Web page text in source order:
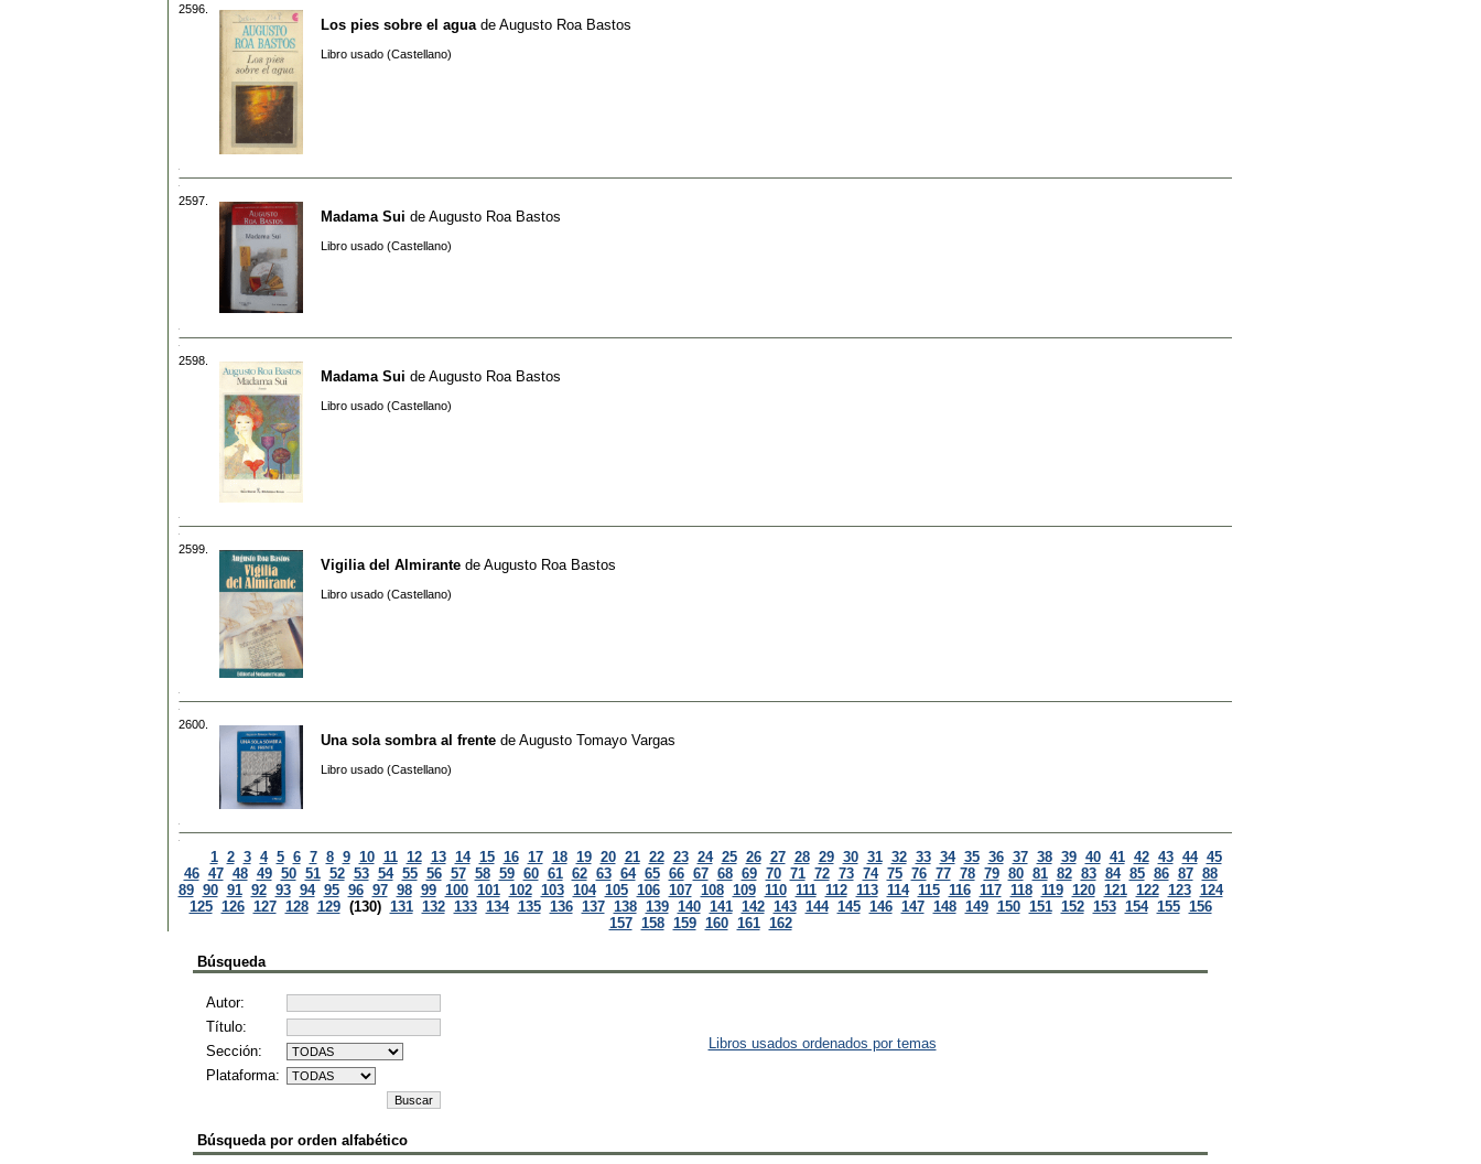
2596.
Los pies sobre el agua de Augusto Roa Bastos
Libro usado (Castellano)
2597.
Madama Sui de Augusto Roa Bastos
Libro usado (Castellano)
2598.
Madama Sui de Augusto Roa Bastos
Libro usado (Castellano)
2599.
Vigilia del Almirante de Augusto Roa Bastos
Libro usado (Castellano)
2600.
Una sola sombra al frente de Augusto Tomayo Vargas
Libro usado (Castellano)
1 2 3 4 5 6 7 8 9 10 11 12 13 14 15 16 17 18 19 20 21 22 23 24 25 26 27 28 29 30 31 32 33 34 35 36 37 38 39 40 41 42 43 44 45
46 47 48 49 50 51 52 53 54 55 56 57 58 59 60 61 62 63 64 65 66 67 68 69 70 71 72 73 74 75 76 77 78 79 80 81 82 83 84 85 86 87 88
89 90 91 92 93 94 95 96 97 98 99 100 101 102 103 104 105 106 107 108 109 110 111 112 113 114 115 116 117 118 119 120 121 122 123 124
125 126 127 128 129 (130) 131 132 133 134 135 136 137 138 139 140 141 142 143 144 145 146 147 148 149 150 151 152 153 154 155 156
157 158 159 160 161 162
Búsqueda
Autor:
Título:
Sección:
Plataforma:
Libros usados ordenados por temas
Búsqueda por orden alfabético